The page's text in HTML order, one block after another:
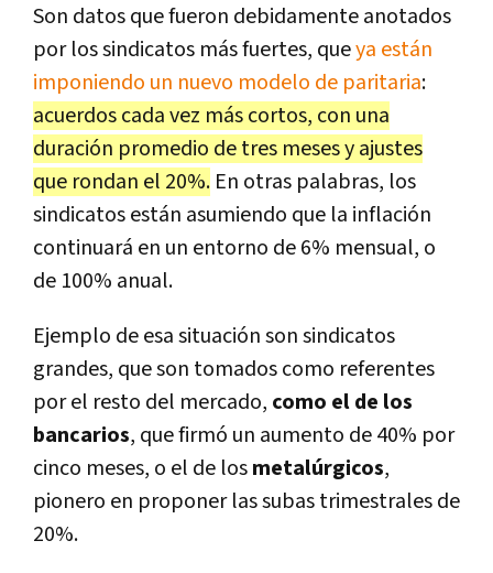
Son datos que fueron debidamente anotados
por los sindicatos más fuertes, queya están
imponiendo un nuevo modelo de paritaria:
acuerdos cada vez más cortos, con una
duración promedio de tres meses y ajustes
que rondan el 20%. En otras palabras, los
sindicatos están asumiendo que la inflación
continuará en un entorno de 6% mensual, o
de 100% anual.
Ejemplo de esa situación son sindicatos
grandes, que son tomados como referentes
por el resto del mercado, como el de los
bancarios, que firmó un aumento de 40% por
cinco meses, o el de losmetalúrgicos,
pionero en proponer las subas trimestrales de
20%.